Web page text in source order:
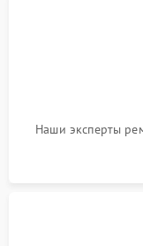
Наши эксперты